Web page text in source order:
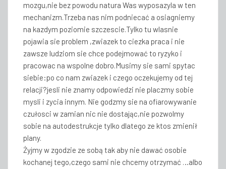
mozgu,nie bez powodu natura Was wyposazyla w ten
mechanizm.Trzeba nas nim podniecać a osiagniemy
na kazdym poziomie szczescie.Tylko tu wlasnie
pojawia sie problem ,zwiazek to ciezka praca i nie
zawsze ludziom sie chce podejmować to ryzyko i
pracowac na wspolne dobro.Musimy sie sami spytac
siebie:po co nam zwiazek i czego oczekujemy od tej
relacji?jesli nie znamy odpowiedzi nie placzmy sobie
mysli i zycia innym. Nie godzmy sie na ofiarowywanie
czułosci w zamian nic nie dostając,nie pozwolmy
sobie na autodestrukcje tylko dlatego ze ktos zmienił
plany.
Żyjmy w zgodzie ze sobą tak aby nie dawać osobie
kochanej tego,czego sami nie chcemy otrzymać …albo